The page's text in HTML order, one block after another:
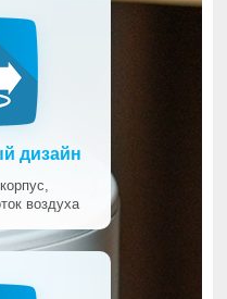
дизайн
воздуха